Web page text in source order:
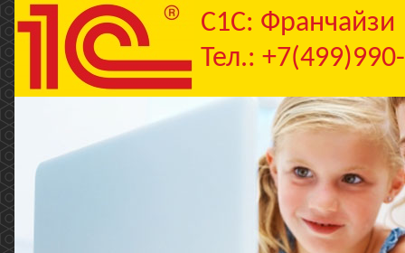
C1С: Франчайзи
Тел.: